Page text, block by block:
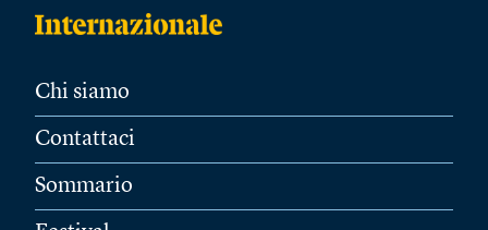
Chi siamo
Contattaci
Sommario